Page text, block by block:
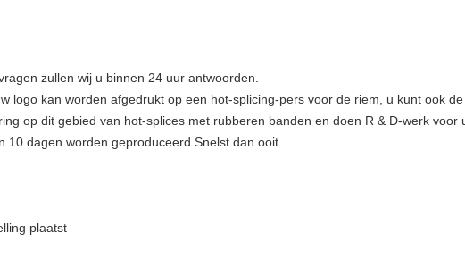
zullen wij u binnen 24 uur antwoorden.
logo kan worden afgedrukt op een hot-splicing-pers voor de riem, u kunt ook de
op dit gebied van hot-splices met rubberen banden en doen R & D-werk voor
10 dagen worden geproduceerd.Snelst dan ooit.
plaatst